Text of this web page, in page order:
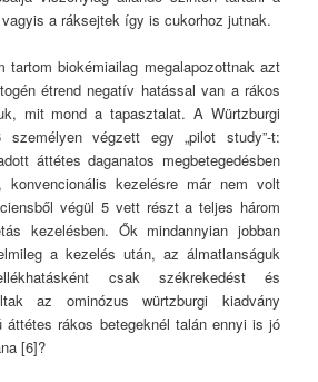
a ráksejtek így is cukorhoz jutnak.
tartom biokémiailag megalapozottnak azt
étrend negatív hatással van a rákos
mit mond a tapasztalat. A Würtzburgi
személyen végzett egy „pilot study”-t:
áttétes daganatos megbetegedésben
konvencionális kezelésre már nem volt
végül 5 vett részt a teljes három
kezelésben. Ők mindannyian jobban
a kezelés után, az álmatlanságuk
csak székrekedést és
az ominózus würtzburgi kiadvány
áttétes rákos betegeknél talán ennyi is jó
[6]?